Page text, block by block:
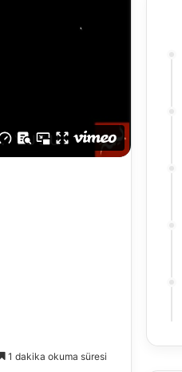
1 dakika okuma süresi